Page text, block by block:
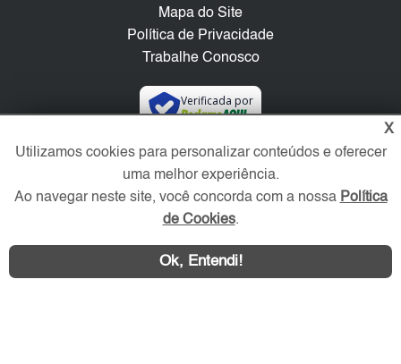
Mapa do Site
Política de Privacidade
Trabalhe Conosco
Verificada por
Redes Sociais
X
Utilizamos cookies para personalizar conteúdos e oferecer
uma melhor experiência.
Ao navegar neste site, você concorda com a nossa Política
de Cookies.
Ok, Entendi!